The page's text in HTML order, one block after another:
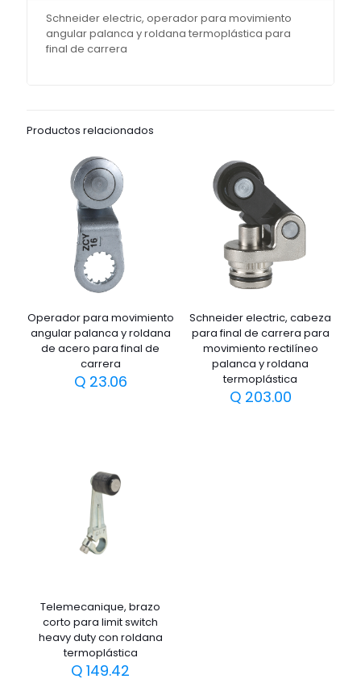
Schneider electric, operador para movimiento
angular palanca y roldana termoplástica para
final de carrera
Productos relacionados
Operador para movimiento
angular palanca y roldana
de acero para final de
carrera
Q23.06
Schneider electric, cabeza
para final de carrera para
movimiento rectilíneo
palanca y roldana
termoplástica
Q203.00
Telemecanique, brazo
corto para limit switch
heavy duty con roldana
termoplástica
Q 149.42